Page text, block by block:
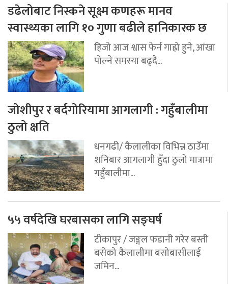
डढेलोबाट निस्कने सूक्ष्म कणहरू मानव
स्वास्थ्यका लागि १० गुणा बढीले हानिकारक छ
हिजो आज श्वास फेर्न गाह्रो हुने, आंखा
पोल्ने समस्या बढ्दै...
जोशीपुर र बर्दगोरियामा आगलागी : गहुँबालीमा
ठुलो क्षति
धनगढी/ कैलालीका विभिन्न ठाउँमा
शनिबार आगलागी हुँदा ठुलो मात्रामा
गहुँबालीमा...
५५ वर्षदेखि घरबासका लागि सङ्घर्ष
टीकापुर / जङ्गल फडानी गरेर बस्ती
बसेको कैलालीमा बसोबासीलाई
जमिन...